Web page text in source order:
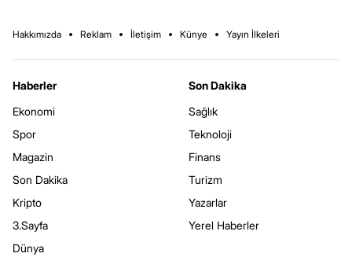
Hakkımızda Reklam İletişim Künye Yayın İlkeleri
Haberler
Ekonomi
Spor
Magazin
Son Dakika
Kripto
3.Sayfa
Dünya
Son Dakika
Sağlık
Teknoloji
Finans
Turizm
Yazarlar
Yerel Haberler